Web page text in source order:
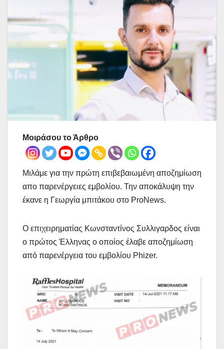
Μοιράσου το Άρθρο
Μιλάμε για την πρώτη επιβεβαιωμένη αποζημίωση
απο παρενέργειες εμβολίου. Την αποκάλυψη την
έκανε η Γεωργία μπιτάκου στο ProNews.
Ο επιχειρηματίας Κωνσταντίνος Συλλιγαρδος είναι
ο πρώτος Έλληνας ο οποίος έλαβε αποζημίωση
από παρενέργεια του εμβολίου Phizer.